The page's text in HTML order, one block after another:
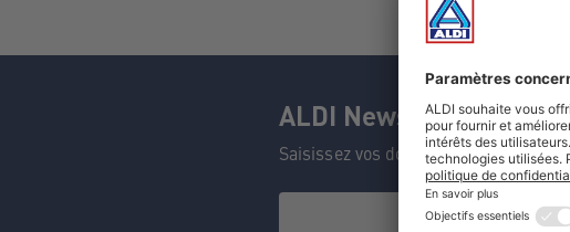
ALDI Newsletter
Saisissez vos données et ne